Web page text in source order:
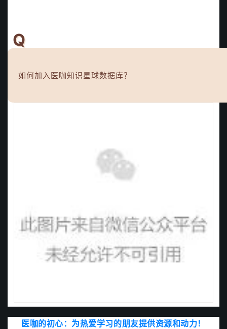
Q
如何加入医咖知识星球数据库？
医咖的初心：为热爱学习的朋友提供资源和动力！